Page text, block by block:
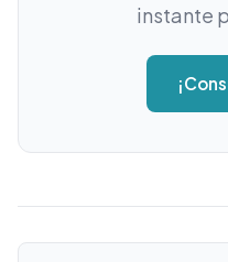
instante